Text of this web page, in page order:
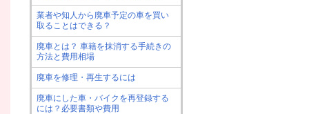
業者や知人から廃車予定の車を買い
取ることはできる？
廃車とは？ 車籍を抹消する手続きの
方法と費用相場
廃車を修理・再生するには
廃車にした車・バイクを再登録する
には？必要書類や費用